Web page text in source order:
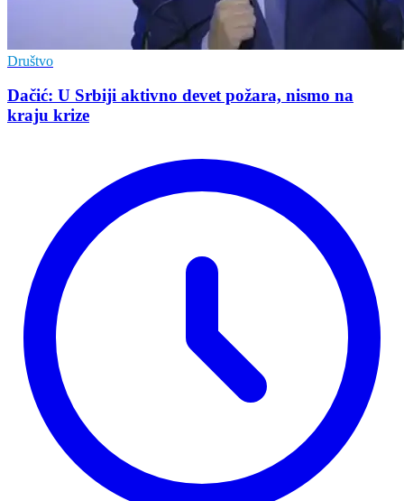
Društvo
Dačić: U Srbiji aktivno devet požara, nismo na
kraju krize